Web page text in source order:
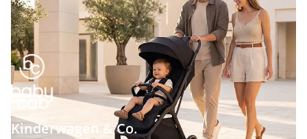
Kinderwagen & Co.